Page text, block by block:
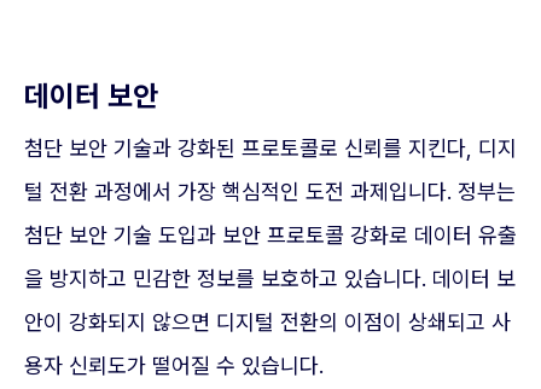
데이터 보안
첨단 보안 기술과 강화된 프로토콜로 신뢰를 지킨다, 디지
털 전환 과정에서 가장 핵심적인 도전 과제입니다. 정부는
첨단 보안 기술 도입과 보안 프로토콜 강화로 데이터 유출
을 방지하고 민감한 정보를 보호하고 있습니다. 데이터 보
안이 강화되지 않으면 디지털 전환의 이점이 상쇄되고 사
용자 신뢰도가 떨어질 수 있습니다.